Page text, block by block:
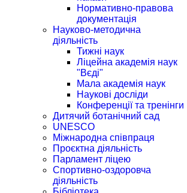
Нормативно-правова
документація
Науково-методична
діяльність
Тижні наук
Ліцейна академія наук
"Вєді"
Мала академія наук
Наукові досліди
Конференції та тренінги
Дитячий ботанічний сад
UNESCO
Міжнародна співпраця
Проєктна діяльність
Парламент ліцею
Спортивно-оздоровча
діяльність